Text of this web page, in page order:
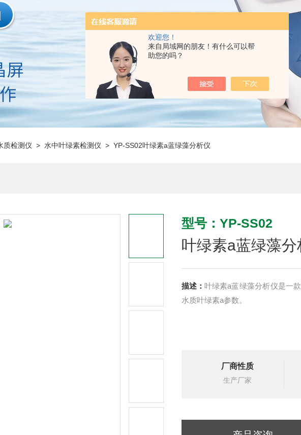
欢迎您！
来自局域网的朋友！有什么可以帮
助您的吗？
质检测仪 >水中叶绿素检测仪 > YP-SS02叶绿素a蓝绿藻分析仪
型号：YP-SS02
叶绿素a蓝绿藻分
描述： 叶绿素a蓝绿藻分析仪是一
水质叶绿素a参数。
厂商性质
生产厂家